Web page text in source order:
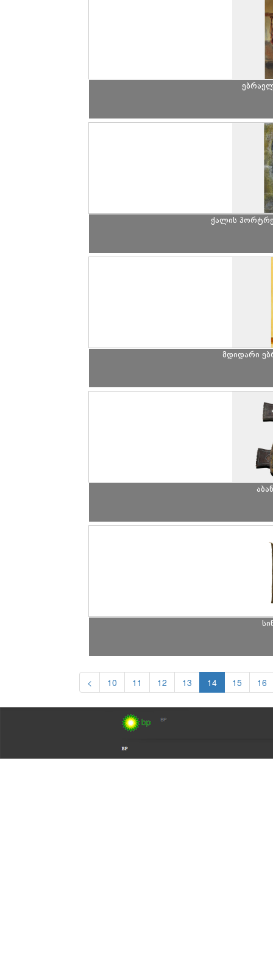
ქალის
მდიდარი
< 10 11 12 13 14 15 16